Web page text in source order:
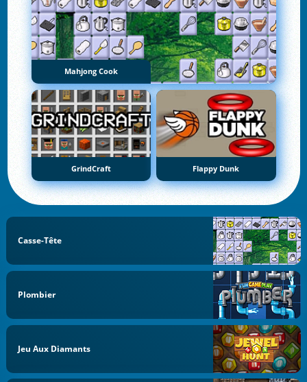
Mahjong Cook
GrindCraft Flappy Dunk
Casse-Tête
Plombier
Jeu Aux Diamants